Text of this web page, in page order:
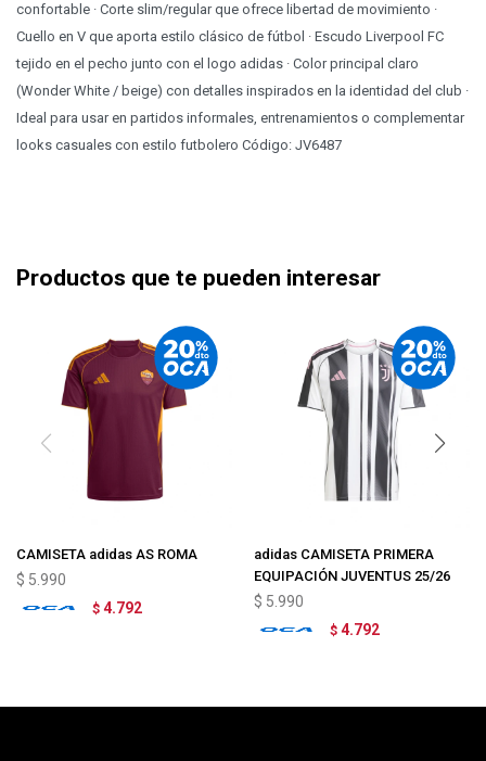
confortable · Corte slim/regular que ofrece libertad de movimiento ·
Cuello en V que aporta estilo clásico de fútbol · Escudo Liverpool FC
tejido en el pecho junto con el logo adidas · Color principal claro
(Wonder White / beige) con detalles inspirados en la identidad del club ·
Ideal para usar en partidos informales, entrenamientos o complementar
looks casuales con estilo futbolero Código: JV6487
Productos que te pueden interesar
CAMISETA adidas AS ROMA
$ 5.990
$ 4.792
adidas CAMISETA PRIMERA
EQUIPACIÓN JUVENTUS 25/26
$ 5.990
$ 4.792